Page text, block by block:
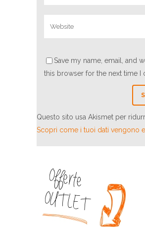
Save my name, email, and
this browser for the next time I
Questo sito usa Akismet per
Scopri come i tuoi dati vengono